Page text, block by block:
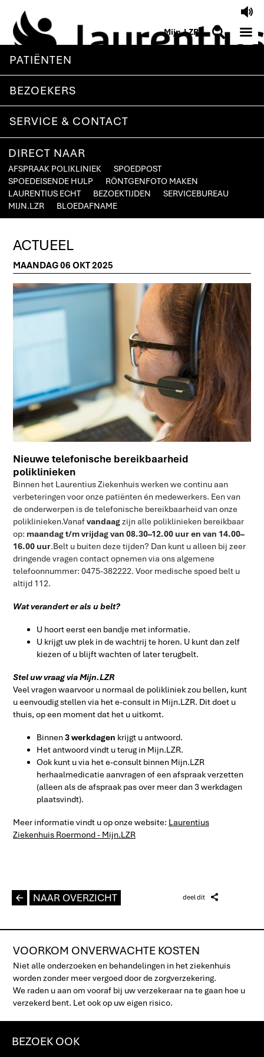
V
Mijn.LZR S M
PATIËNTEN
BEZOEKERS
SERVICE & CONTACT
DIRECT NAAR
AFSPRAAK POLIKLINIEK
SPOEDPOST
SPOEDEISENDE HULP
RÖNTGENFOTO MAKEN
LAURENTIUS ECHT
BEZOEKTIJDEN
SERVICEBUREAU
MIJN.LZR
BLOEDAFNAME
ACTUEEL
MAANDAG 06 OKT 2025
Nieuwe telefonische bereikbaarheid
poliklinieken
Binnen het Laurentius Ziekenhuis werken we continu aan
verbeteringen voor onze patiënten én medewerkers. Een van
de onderwerpen is de telefonische bereikbaarheid van onze
poliklinieken.Vanafvandaagzijn alle poliklinieken bereikbaar
op: maandag t/m vrijdag van 08.30–12.00 uur en van 14.00–
16.00 uur.Belt u buiten deze tijden? Dan kunt u alleen bij zeer
dringende vragen contact opnemen via ons algemene
telefoonnummer: 0475-382222. Voor medische spoed belt u
altijd 112.
Wat verandert er als u belt?
U hoort eerst een bandje met informatie.
U krijgt uw plek in de wachtrij te horen. U kunt dan zelf
kiezen of u blijft wachten of later terugbelt.
Stel uw vraag via Mijn.LZR
Veel vragen waarvoor u normaal de polikliniek zou bellen, kunt
u eenvoudig stellen via het e-consult in Mijn.LZR. Dit doet u
thuis, op een moment dat het u uitkomt.
Binnen3 werkdagen krijgt u antwoord.
Het antwoord vindt u terug in Mijn.LZR.
Ook kunt u via het e-consult binnen Mijn.LZR
herhaalmedicatie aanvragen of een afspraak verzetten
(alleen als de afspraak pas over meer dan 3 werkdagen
plaatsvindt).
Meer informatie vindt u op onze website: Laurentius
Ziekenhuis Roermond - Mijn.LZR
deel dit Z
L NAAR OVERZICHT
VOORKOM ONVERWACHTE KOSTEN
Niet alle onderzoeken en behandelingen in het ziekenhuis
worden zonder meer vergoed door de zorgverzekering.
We raden u aan om vooraf bij uw verzekeraar na te gaan hoe u
verzekerd bent. Let ook op uw eigen risico.
BEZOEK OOK